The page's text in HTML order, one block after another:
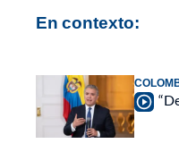
En contexto: